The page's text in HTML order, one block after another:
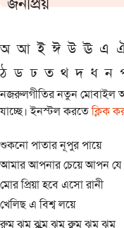
জনপ্রিয়
অ আ ই ঈ উ ঊ এ
ঠ ড ঢ ত থ দ ধ ন
নজরুলগীতির নতুন মোবাইল
যাচ্ছে। ইনস্টল করতেক্লিক
শুকনো পাতার নূপুর পায়ে
আমার আপনার চেয়ে আপন
মোর প্রিয়া হবে এসো রানী
খেলিছ এ বিশ্ব লয়ে
রুম্ ঝুম্ ঝুম্ ঝুম্ রুম্ ঝুম্ ঝুম্